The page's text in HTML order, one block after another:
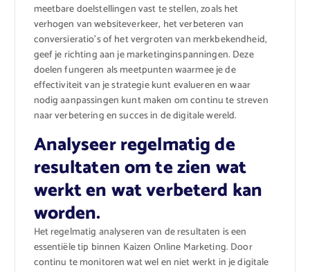
meetbare doelstellingen vast te stellen, zoals het
verhogen van websiteverkeer, het verbeteren van
conversieratio’s of het vergroten van merkbekendheid,
geef je richting aan je marketinginspanningen. Deze
doelen fungeren als meetpunten waarmee je de
effectiviteit van je strategie kunt evalueren en waar
nodig aanpassingen kunt maken om continu te streven
naar verbetering en succes in de digitale wereld.
Analyseer regelmatig de
resultaten om te zien wat
werkt en wat verbeterd kan
worden.
Het regelmatig analyseren van de resultaten is een
essentiële tip binnen Kaizen Online Marketing. Door
continu te monitoren wat wel en niet werkt in je digitale